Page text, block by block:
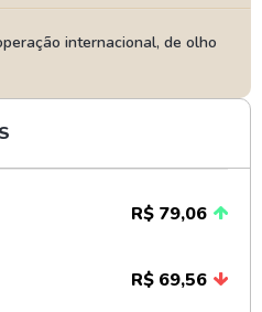
internacional, de olho
R$ 79,06
R$ 69,56